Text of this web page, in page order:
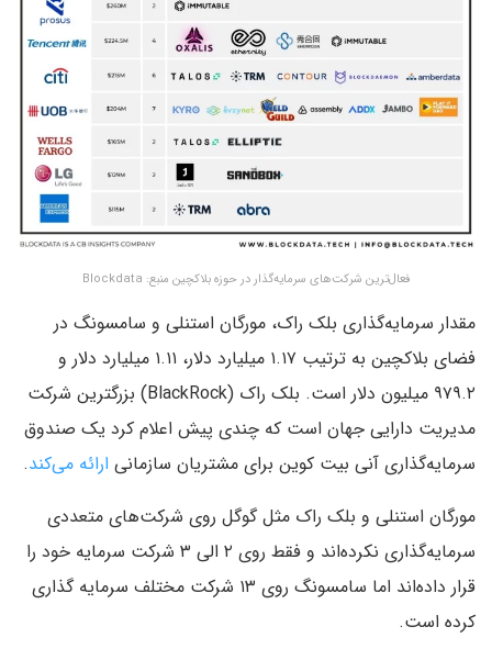
فعال‌ترین شرکت‌های سرمایه‌گذار در حوزه بلاکچین منبع: Blockdata
مقدار سرمایه‌گذاری بلک راک، مورگان استنلی و سامسونگ در
فضای بلاکچین به ترتیب ۱.۱۷ میلیارد دلار، ۱.۱۱ میلیارد دلار و
۹۷۹.۲ میلیون دلار است. بلک راک (‌BlackRock) بزرگترین شرکت
مدیریت دارایی جهان است که چندی پیش اعلام کرد یک صندوق
سرمایه‌گذاری آنی بیت کوین برای مشتریان سازمانی ارائه می‌کند.
مورگان استنلی و بلک راک مثل گوگل روی شرکت‌های متعددی
سرمایه‌گذاری نکرده‌اند و فقط روی ۲ الی ۳ شرکت سرمایه‌ خود را
قرار داده‌اند اما سامسونگ روی ۱۳ شرکت مختلف سرمایه گذاری
کرده است.